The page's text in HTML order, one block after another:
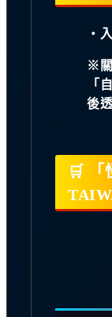
・
※
「
後
🛒 「